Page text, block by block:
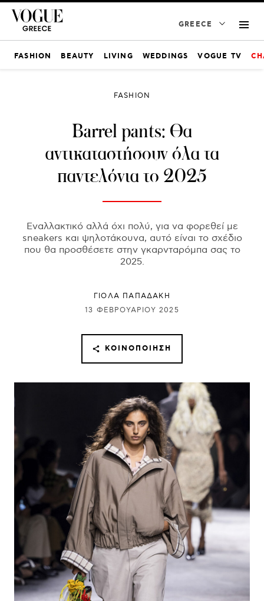
GREECE
FASHION BEAUTY LIVING WEDDINGS VOGUE TV
FASHION
Barrel pants: Θα
αντικαταστήσουν όλα τα
παντελόνια το 2025
Εναλλακτικό αλλά όχι πολύ, για να φορεθεί με
sneakers και ψηλοτάκουνα, αυτό είναι το σχέδιο
που θα προσθέσετε στην γκαρνταρόμπα σας το
2025.
ΓΙΌΛΑ ΠΑΠΑΔΆΚΗ
13 ΦΕΒΡΟΥΑΡΊΟΥ 2025
ΚΟΙΝΟΠΟΊΗΣΗ